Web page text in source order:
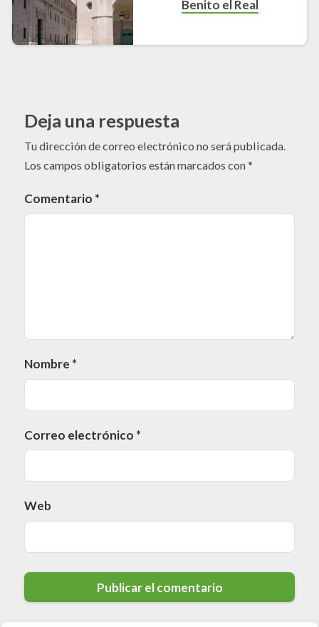
Benito el Real
Deja una respuesta
Tu dirección de correo electrónico no será publicada.
Los campos obligatorios están marcados con*
Comentario *
Nombre *
Correo electrónico *
Web